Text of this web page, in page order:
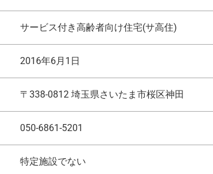
サービス付き高齢者向け住宅(サ高住)
2016年6月1日
〒 338-0812 埼玉県さいたま市桜区神田
050-6861-5201
特定施設でない